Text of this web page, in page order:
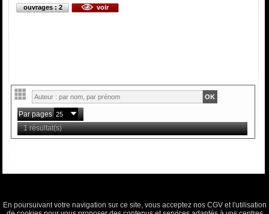
ouvrages : 2 voir
Par pages
1 résultat(s)
En poursuivant votre navigation sur ce site, vous acceptez nos CGV et l'utilisation